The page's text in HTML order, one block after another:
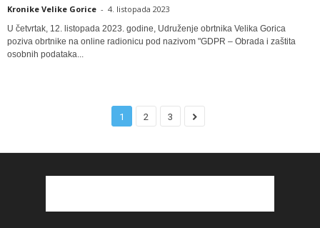
Kronike Velike Gorice - 4. listopada 2023
U četvrtak, 12. listopada 2023. godine, Udruženje obrtnika Velika Gorica
poziva obrtnike na online radionicu pod nazivom "GDPR – Obrada i zaštita
osobnih podataka...
1 2 3